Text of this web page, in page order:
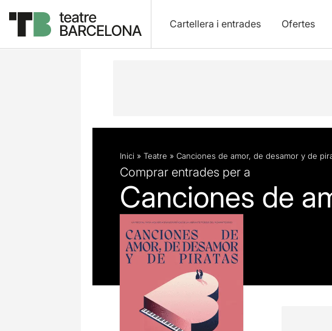
Cartellera i entrades Ofertes
Descripció Fitxa artística Articles
Inici » Teatre » Canciones de amor, de desamor y de
Comprar entrades per a
Canciones de